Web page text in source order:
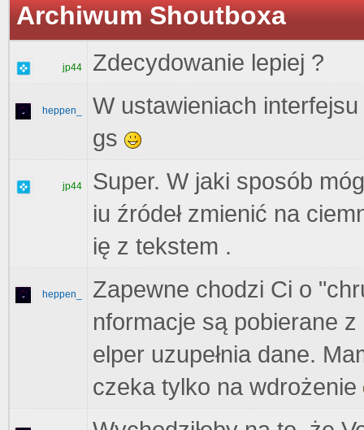
Archiwum Shoutboxa
jp44 Zdecydowanie lepiej ?
heppen_
W ustawieniach
gs
jp44
Super. W jaki sposób
iu źródeł zmienić na
ię z tekstem .
heppen_
Zapewne chodzi Ci o
nformacje są pobierane
elper uzupełnia dane.
czeka tylko na wdrożenie